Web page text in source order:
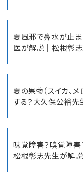
夏風邪で鼻水が止
医が解説｜松根彰
夏の果物（スイカ、
する？大久保公裕先
味覚障害？嗅覚障
松根彰志先生が解説